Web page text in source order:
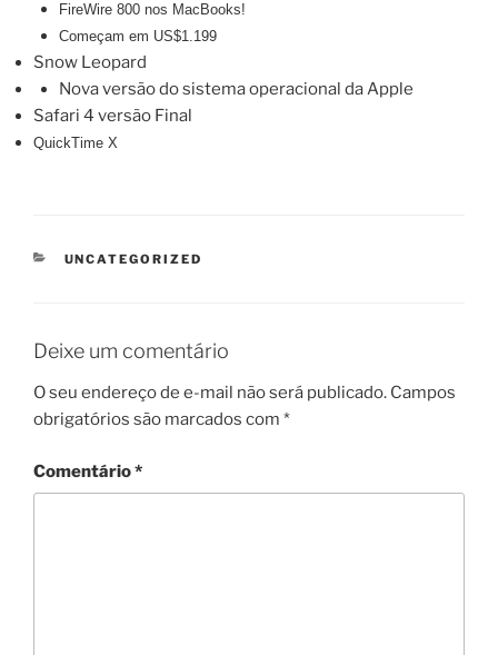
FireWire 800 nos MacBooks!
Começam em US$1.199
Snow Leopard
Nova versão do sistema operacional da Apple
Safari 4 versão Final
QuickTime X
CATEGORIAS
UNCATEGORIZED
Deixe um comentário
O seu endereço de e-mail não será publicado. Campos
obrigatórios são marcados com *
Comentário*